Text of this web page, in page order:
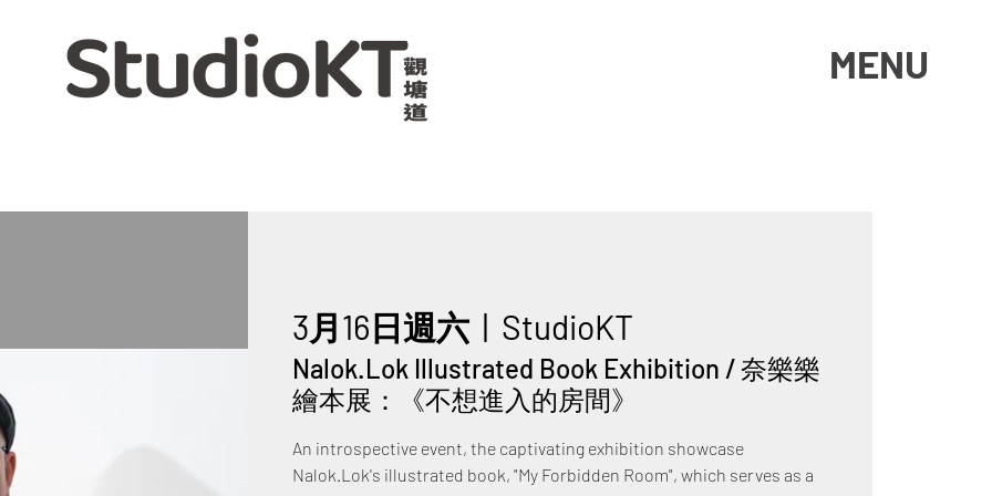
MENU
3月16日週六
  |
StudioKT
Nalok.Lok Illustrated Book Exhibition / 奈樂樂
繪本展：《不想進入的房間》
An introspective event, the captivating exhibition showcase
Nalok.Lok's illustrated book, "My Forbidden Room", which serves as a